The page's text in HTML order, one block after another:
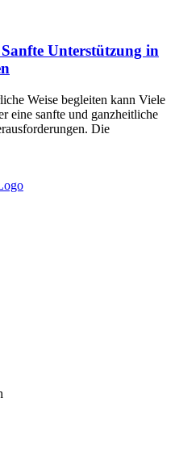
Unterstützung in
Weise begleiten kann Viele
eine sanfte und ganzheitliche
Die